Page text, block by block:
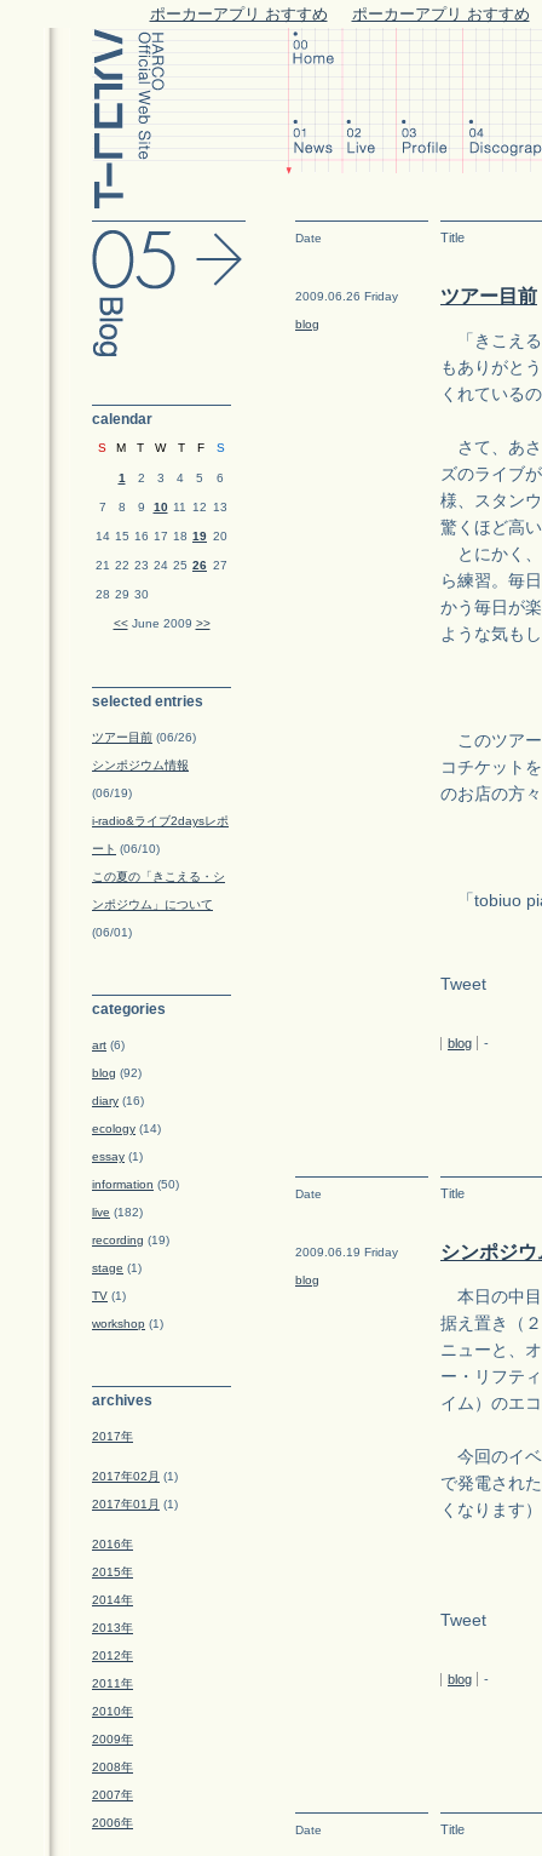
ポーカーアプリ おすすめ ポーカーアプリ おすすめ
Date Title
2009.06.26 Friday
blog
ツアー目前
「きこえる
もありがと
くれている
さて、あさ
ズのライブ
様、スタン
驚くほど高
とにかく、
ら練習。毎
かう毎日が
ような気も
このツアー
コチケット
のお店の方
「tobiuo
Tweet
blog -
Date Title
2009.06.19 Friday
blog
シンポジ
本日の中目
据え置き（
ニューと、
ー・リフテ
イム）のエ
今回のイベ
で発電され
くなります
Tweet
blog -
Date Title
calendar
S M T W T F S
1 2 3 4 5 6
7 8 9 10 11 12 13
14 15 16 17 18 19 20
21 22 23 24 25 26 27
28 29 30
<<June 2009 >>
selected entries
ツアー目前 (06/26)
シンポジウム情報
(06/19)
i-radio&ライブ2daysレポ
ート (06/10)
この夏の「きこえる・シ
ンポジウム」について
(06/01)
categories
art (6)
blog (92)
diary (16)
ecology (14)
essay (1)
information (50)
live (182)
recording (19)
stage (1)
TV (1)
workshop (1)
archives
2017年
2017年02月 (1)
2017年01月 (1)
2016年
2015年
2014年
2013年
2012年
2011年
2010年
2009年
2008年
2007年
2006年